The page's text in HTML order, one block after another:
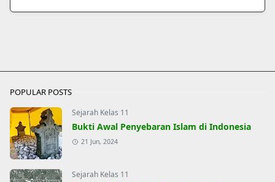
POPULAR POSTS
Sejarah Kelas 11
Bukti Awal Penyebaran Islam di Indonesia
21 Jun, 2024
Sejarah Kelas 11